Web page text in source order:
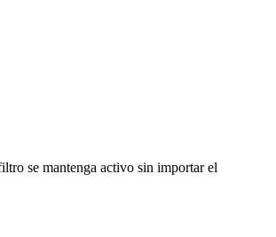
se mantenga activo sin importar el